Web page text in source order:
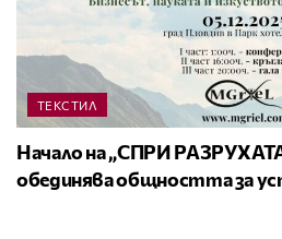
ТЕКСТИЛ
Начало на „СПРИ
обединява общността за